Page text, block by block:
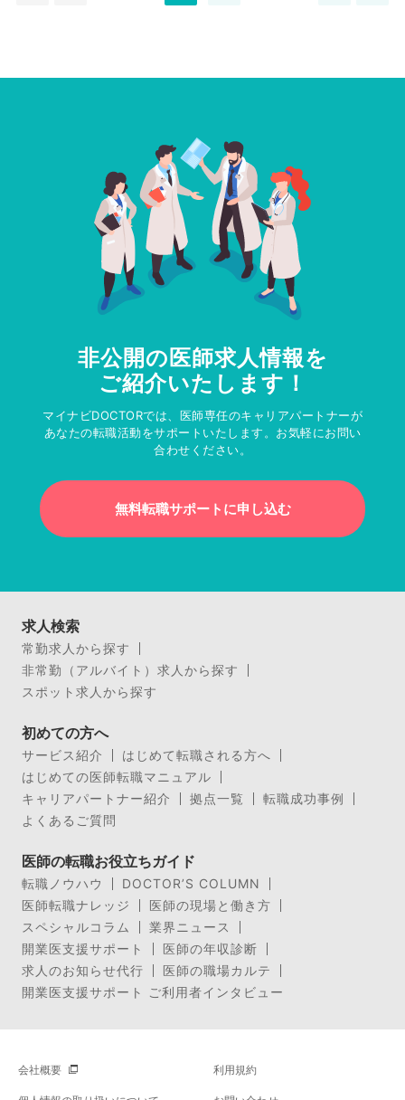
非公開の医師求人情報を
ご紹介いたします！
マイナビDOCTORでは、医師専任のキャリアパートナーが
あなたの転職活動をサポートいたします。お気軽にお問い
合わせください。
無料転職サポートに申し込む
求人検索
常勤求人から探す
非常勤（アルバイト）求人から探す
スポット求人から探す
初めての方へ
サービス紹介
はじめて転職される方へ
はじめての医師転職マニュアル
キャリアパートナー紹介
拠点一覧
転職成功事例
よくあるご質問
医師の転職お役立ちガイド
転職ノウハウ
DOCTOR’S COLUMN
医師転職ナレッジ
医師の現場と働き方
スペシャルコラム
業界ニュース
開業医支援サポート
医師の年収診断
求人のお知らせ代行
医師の職場カルテ
開業医支援サポート ご利用者インタビュー
会社概要 利用規約